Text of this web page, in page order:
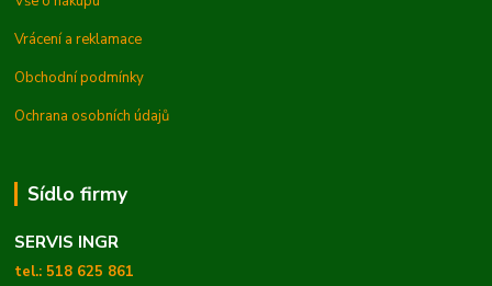
Vrácení a reklamace
Obchodní podmínky
Ochrana osobních údajů
Sídlo firmy
SERVIS INGR
tel.: 518 625 861